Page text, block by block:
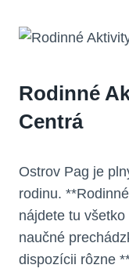
Rodinné
Centrá
Ostrov Pag je
rodinu.
nájdete tu
naučné
dispozícii rôzne